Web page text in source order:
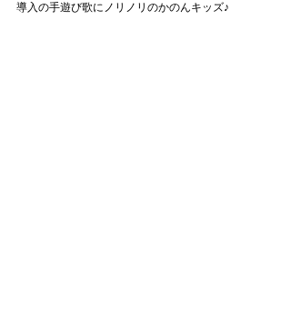
導入の手遊び歌にノリノリのかのんキッズ♪